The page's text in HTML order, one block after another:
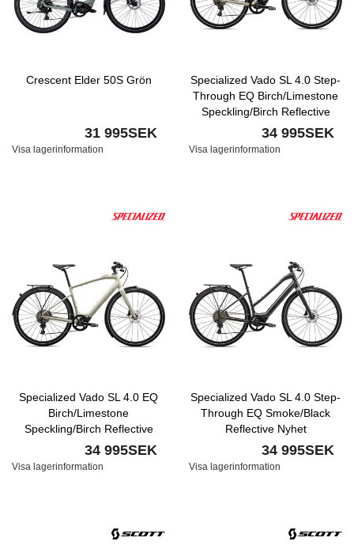
Crescent Elder 50S Grön
31 995SEK
Visa lagerinformation
Specialized Vado SL 4.0 Step-
Through EQ Birch/Limestone
Speckling/Birch Reflective
Nyhet
34 995SEK
Visa lagerinformation
Specialized Vado SL 4.0 EQ
Birch/Limestone
Speckling/Birch Reflective
Nyhet
34 995SEK
Visa lagerinformation
Specialized Vado SL 4.0 Step-
Through EQ Smoke/Black
Reflective Nyhet
34 995SEK
Visa lagerinformation